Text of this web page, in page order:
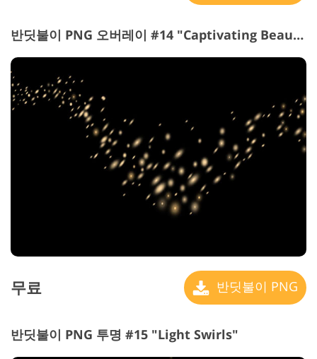
반딧불이 PNG 오버레이 #14 "Captivating Beauty"
무료 반딧불이 PNG
반딧불이 PNG 투명 #15 "Light Swirls"